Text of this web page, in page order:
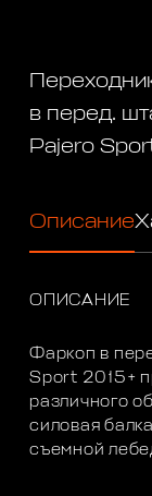
в перед.
Pajero
Описание
ОПИСАНИЕ
Фаркоп в
Sport 2015+
различного
силовая
съемной